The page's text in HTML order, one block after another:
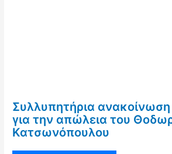
Συλλυπητήρια
για την απώλεια του
Κατσωνόπουλου